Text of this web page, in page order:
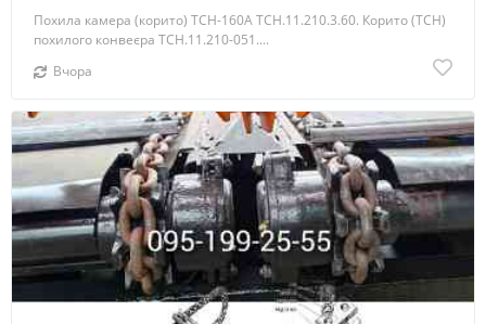
Похила камера (корито) ТСН-160А ТСН.11.210.3.60. Корито (ТСН)
похилого конвеєра ТСН.11.210-051....
Вчора